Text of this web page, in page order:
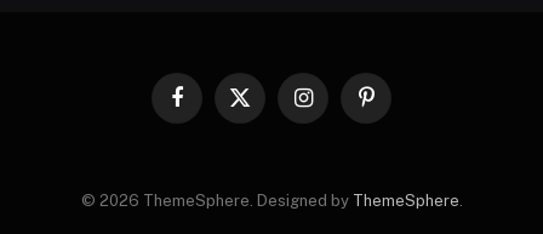
Facebook
X
InstagramPinterest
© 2026 ThemeSphere. Designed by ThemeSphere.